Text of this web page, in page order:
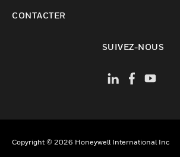
CONTACTER
SUIVEZ-NOUS
Copyright © 2026 Honeywell International Inc